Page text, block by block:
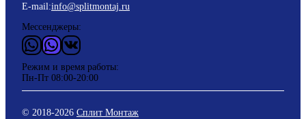
E-mail:info@splitmontaj.ru
Мессенджеры:
WhatsApp
ViderВКонтакте
Режим и время работы:
Пн-Пт 08:00-20:00
© 2018-2026 Сплит Монтаж